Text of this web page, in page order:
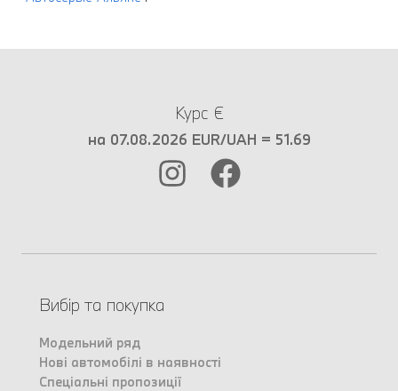
Курс €
на 07.08.2026 EUR/UAH = 51.69
Вибір та покупка
Модельний ряд
Нові автомобілі в наявності
Спеціальні пропозиції